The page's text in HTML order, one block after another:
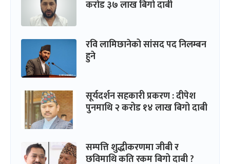
करोड ३७ लाख बिगो दाबी
रवि लामिछानेको सांसद पद निलम्बन
हुने
सूर्यदर्शन सहकारी प्रकरण : दीपेश
पुनमाथि २ करोड १४ लाख बिगो दाबी
सम्पत्ति शुद्धीकरणमा जीबी र
छविमाथि कति रकम बिगो दाबी ?